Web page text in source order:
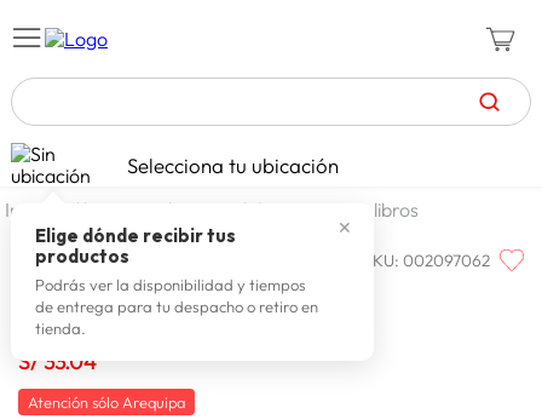
TÉRMINOS MÁS BUSCADOS
1. celulares
2. zapatillas mujer
3. zapatillas hombre
4. moda
5 . zapatillas
6. tv
Selecciona tu ubicación
✕
Elige dónde recibir tus
productos
Podrás ver la disponibilidad y tiempos
de entrega para tu despacho o retiro en
tienda.
libros papeleria y celebraciones libros
VUK SKU:002097062
Vuk Aliens: Mas Que Humanos
S/ 33.04
Atención sólo Arequipa